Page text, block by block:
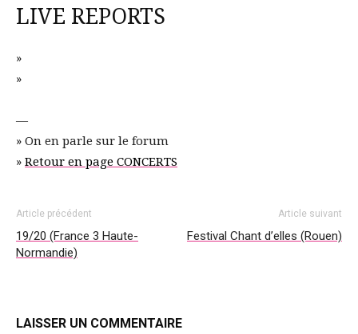
LIVE REPORTS
»
»
—
» On en parle sur le forum
» Retour en page CONCERTS
Article précédent
19/20 (France 3 Haute-
Normandie)
Article suivant
Festival Chant d’elles (Rouen)
LAISSER UN COMMENTAIRE